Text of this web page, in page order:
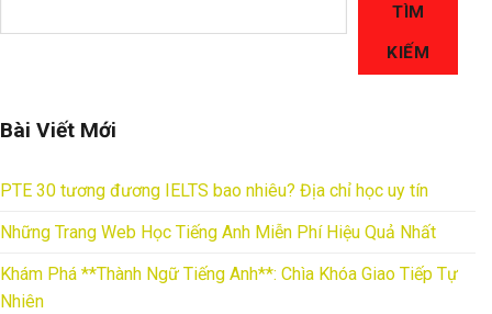
TÌM
KIẾM
Bài Viết Mới
PTE 30 tương đương IELTS bao nhiêu? Địa chỉ học uy tín
Những Trang Web Học Tiếng Anh Miễn Phí Hiệu Quả Nhất
Khám Phá **Thành Ngữ Tiếng Anh**: Chìa Khóa Giao Tiếp Tự
Nhiên